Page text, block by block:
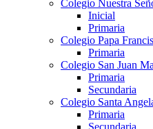
Colegio Nuestra
Inicial
Primaria
Colegio Papa
Primaria
Colegio San Juan
Primaria
Secundaria
Colegio Santa
Primaria